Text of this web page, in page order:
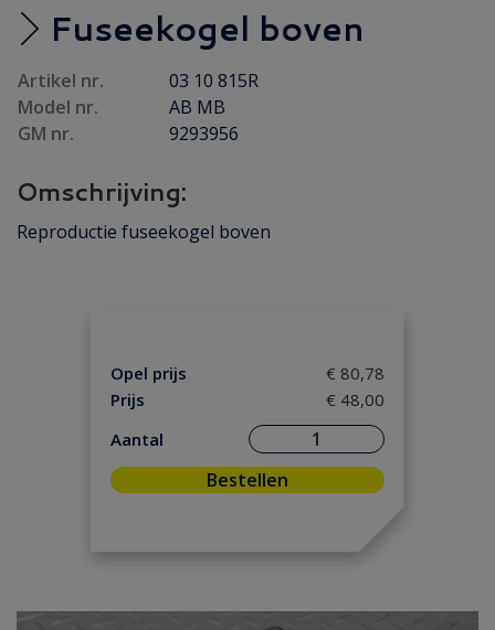
Brandstof/ Uitlaat
(120)
Bumper/ Spoiler/ Spiegel(37)
Carrosserie
(17)
Carrosserie plaatwerk
Emblemen/ Sierlijsten
Folders/ Boeken/ Modellen
Koeling/ Verwarming
Motor/ Koppeling
Motorpakking/ Keerring
Onderhoud(14)
Ruiten/ Rubbers(23)
Fuseekogel boven
Artikel nr.
03 10 815R
Model nr.
AB MB
GM nr.
9293956
Omschrijving:
Reproductie fuseekogel boven
Opel prijs
€ 80,78
Prijs
€ 48,00
Aantal
Bestellen